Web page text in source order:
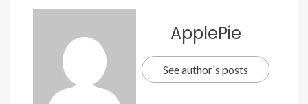
ApplePie
See author's posts